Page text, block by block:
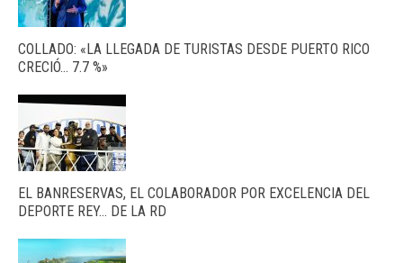
COLLADO: «LA LLEGADA DE TURISTAS DESDE PUERTO RICO
CRECIÓ… 7.7 %»
EL BANRESERVAS, EL COLABORADOR POR EXCELENCIA DEL
DEPORTE REY… DE LA RD